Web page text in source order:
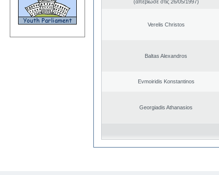
(απεβίωσε στις 26/05/1997)
Verelis Christos
Baltas Alexandros
Evmoiridis Konstantinos
Georgiadis Athanasios